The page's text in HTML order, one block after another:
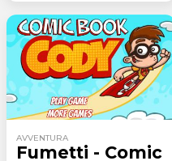
AVVENTURA
Fumetti - Comic